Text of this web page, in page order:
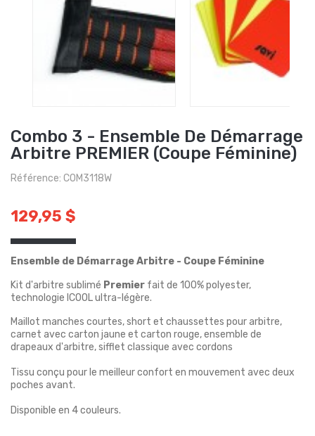
Combo 3 - Ensemble De Démarrage
Arbitre PREMIER (Coupe Féminine)
Référence: COM3118W
129,95 $
Ensemble de Démarrage Arbitre - Coupe Féminine
Kit d'arbitre sublimé Premier fait de 100% polyester,
technologie ICOOL ultra-légère.
Maillot manches courtes, short et chaussettes pour arbitre,
carnet avec carton jaune et carton rouge, ensemble de
drapeaux d'arbitre, sifflet classique avec cordons
Tissu conçu pour le meilleur confort en mouvement avec deux
poches avant.
Disponible en 4 couleurs.